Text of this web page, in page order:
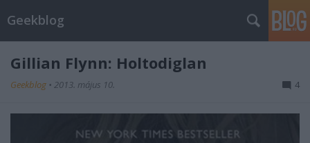
Geekblog
Gillian Flynn: Holtodiglan
Geekblog • 2013. május 10. 4